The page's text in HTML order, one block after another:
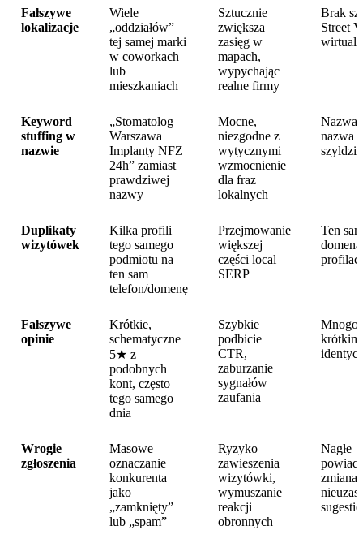
Fałszywe
lokalizacje
Wiele
„oddziałów”
tej samej marki
w coworkach
lub
mieszkaniach
Sztucznie
zwiększa
zasięg w
mapach,
wypychając
realne firmy
Brak
Street
Keyword
stuffing w
nazwie
„Stomatolog
Warszawa
Implanty NFZ
24h” zamiast
prawdziwej
nazwy
Mocne,
niezgodne z
wytycznymi
wzmocnienie
dla fraz
lokalnych
Nazwa
nazwa
Duplikaty
wizytówek
Kilka profili
tego samego
podmiotu na
ten sam
telefon/domenę
Przejmowanie
większej
części local
SERP
Ten
Fałszywe
opinie
Krótkie,
schematyczne
5★ z
podobnych
kont, często
tego samego
dnia
Szybkie
podbicie
CTR,
zaburzanie
sygnałów
zaufania
krótkim
Wrogie
zgłoszenia
Masowe
oznaczanie
konkurenta
jako
„zamknięty”
lub „spam”
Ryzyko
zawieszenia
wizytówki,
wymuszanie
reakcji
obronnych
Nagłe